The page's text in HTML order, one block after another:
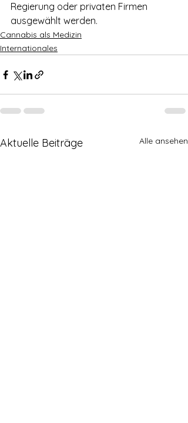
Regierung oder privaten Firmen
ausgewählt werden.
Cannabis als Medizin
Internationales
Aktuelle Beiträge Alle ansehen